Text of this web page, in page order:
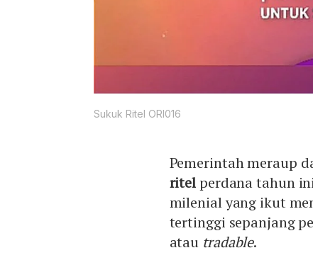
Sukuk Ritel ORI016
Pemerintah meraup
ritelperdana tahun
milenial yang ikut
tertinggi sepanjang
atau tradable.